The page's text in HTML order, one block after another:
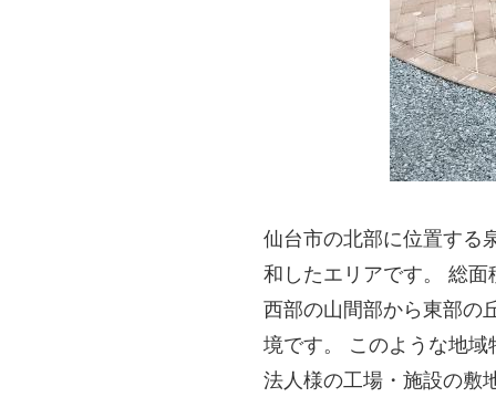
仙台市の北部に位置する
和したエリアです。 総
西部の山間部から東部の
境です。 このような地
法人様の工場・施設の敷